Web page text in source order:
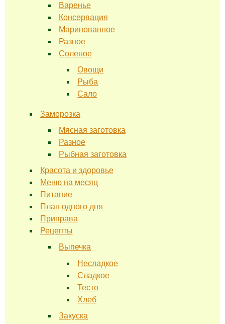
Варенье
Консервация
Маринованное
Разное
Соленое
Овощи
Рыба
Сало
Заморозка
Мясная заготовка
Разное
Рыбная заготовка
Красота и здоровье
Меню на месяц
Питание
План одного дня
Приправа
Рецепты
Выпечка
Несладкое
Сладкое
Тесто
Хлеб
Закуска